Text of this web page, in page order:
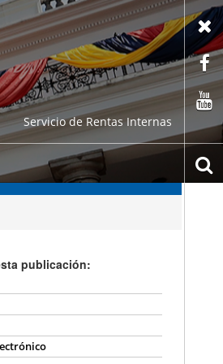
Servicio de Rentas Internas
publicación: